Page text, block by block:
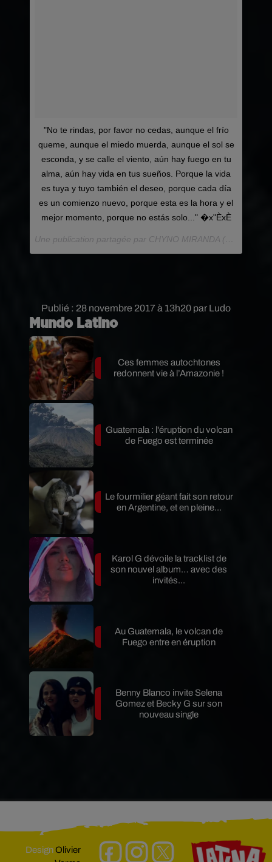
Publié : 28 novembre 2017 à 13h20 par Ludo
"No te rindas, por favor no cedas, aunque el frío
queme, aunque el miedo muerda, aunque el sol se
esconda, y se calle el viento, aún hay fuego en tu
alma, aún hay vida en tus sueños. Porque la vida
es tuya y tuyo también el deseo, porque cada día
es un comienzo nuevo, porque esta es la hora y el
mejor momento, porque no estás solo..." �x"ÈxÈ
Mundo Latino
Ces femmes autochtones
redonnent vie à l’Amazonie !
Guatemala : l'éruption du volcan
de Fuego est terminée
Le fourmilier géant fait son retour
en Argentine, et en pleine...
Karol G dévoile la tracklist de
son nouvel album… avec des
invités...
Au Guatemala, le volcan de
Fuego entre en éruption
Benny Blanco invite Selena
Gomez et Becky G sur son
nouveau single
DesignOlivier